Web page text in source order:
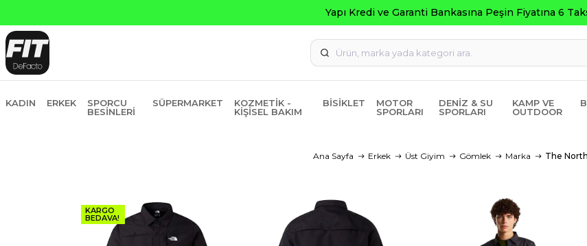
Yapı Kredi ve Garanti Bankasına Peşin Fiyatına 6 Taksit
KADIN ERKEK
SPORCU
BESINLERI
SÜPERMARKET
KOZMETIK -
KIŞISEL BAKIM
BISIKLET
MOTOR
SPORLARI
DENIZ & SU
SPORLARI
KAMP VE
OUTDOOR
Ana Sayfa Erkek Üst Giyim Gömlek Marka The
KARGO
BEDAVA!